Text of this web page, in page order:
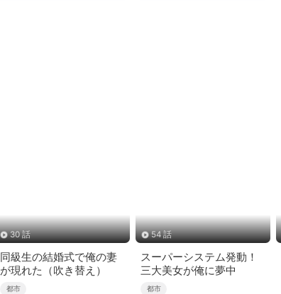
30 話
同級生の結婚式で俺の妻
が現れた（吹き替え）
都市
54 話
スーパーシステム発動！
三大美女が俺に夢中
都市